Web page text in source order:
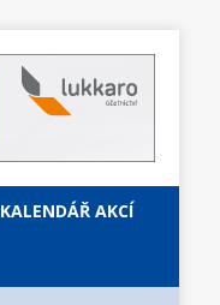
KALENDÁŘ AKCÍ